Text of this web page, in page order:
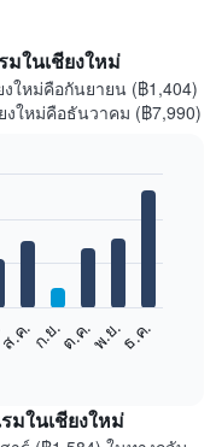
ในเชียงใหม่
ใหม่คือกันยายน (฿1,404)
ใหม่คือธันวาคม (฿7,990)
ค.ก.ย.ต.ค.พ.ย.ธ.ค.
มในเชียงใหม่